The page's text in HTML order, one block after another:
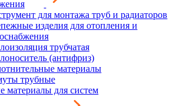
для монтажа труб и радиаторов
изделия для отопления и
трубчатая
(антифриз)
материалы
трубные
материалы для систем